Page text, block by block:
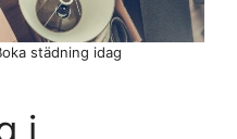
i
städning idag